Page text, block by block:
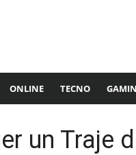
ONLINE TECNO
un Traje